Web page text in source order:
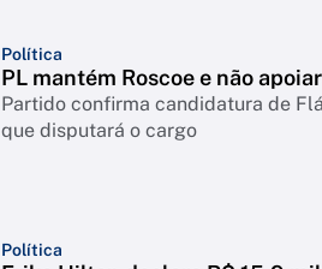
Política
PL mantém Roscoe e não
Partido confirma candidatura de
que disputará o cargo
Política